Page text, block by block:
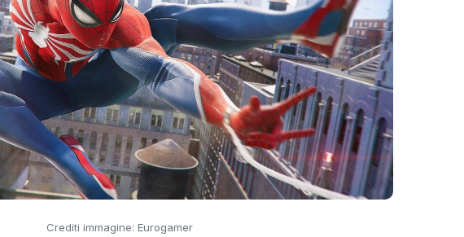
Crediti immagine: Eurogamer